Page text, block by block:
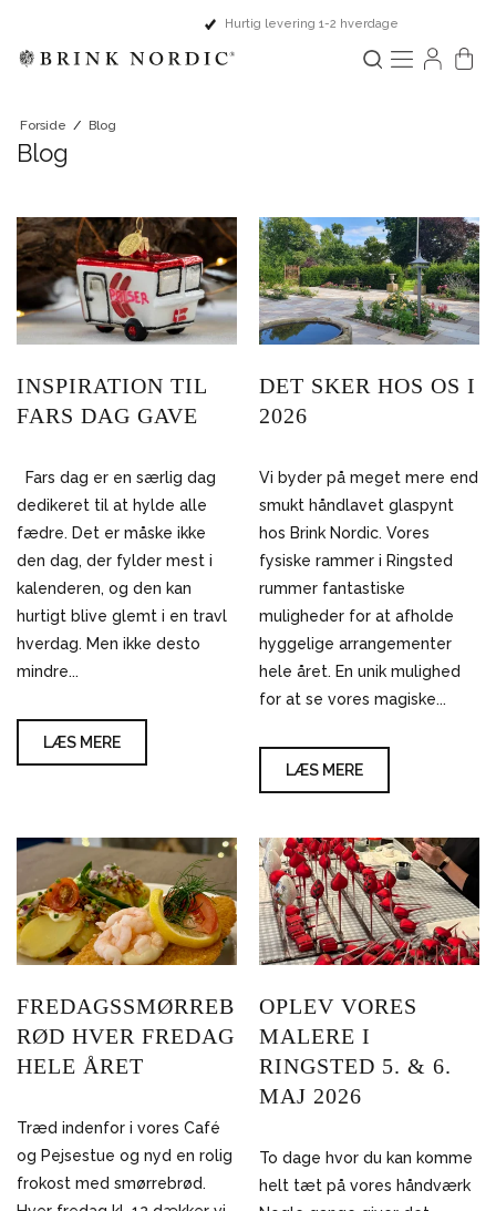
Hurtig levering 1-2 hverdage
Forside / Blog
Blog
INSPIRATION TIL
FARS DAG GAVE
Fars dag er en særlig dag
dedikeret til at hylde alle
fædre. Det er måske ikke
den dag, der fylder mest i
kalenderen, og den kan
hurtigt blive glemt i en travl
hverdag. Men ikke desto
mindre...
LÆS MERE
DET SKER HOS OS I
2026
Vi byder på meget mere end
smukt håndlavet glaspynt
hos Brink Nordic. Vores
fysiske rammer i Ringsted
rummer fantastiske
muligheder for at afholde
hyggelige arrangementer
hele året. En unik mulighed
for at se vores magiske...
LÆS MERE
FREDAGSSMØRREB
RØD HVER FREDAG
HELE ÅRET
Træd indenfor i vores Café
og Pejsestue og nyd en rolig
frokost med smørrebrød.
OPLEV VORES
MALERE I
RINGSTED 5. & 6.
MAJ 2026
To dage hvor du kan komme
helt tæt på vores håndværk